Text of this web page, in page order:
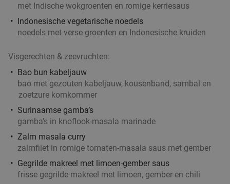
met Indische wokgroenten en romige kerriesaus
Indonesische vegetarische noedels
noedels met verse groenten en Indonesische kruiden
Visgerechten & zeevruchten:
Bao bun kabeljauw
bao met gezouten kabeljauw, kousenband, sambal en
zoetzure komkommer
Surinaamse gamba’s
gamba’s in knoflook-masala marinade
Zalm masala curry
zalmfilet in romige tomaten-masala saus met gember
Gegrilde makreel met limoen-gember saus
frisse gegrilde makreel met limoen, gember en chili